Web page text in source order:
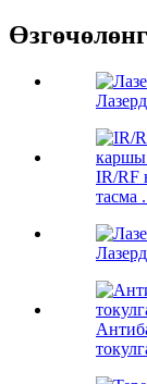
IR/RF
тасма